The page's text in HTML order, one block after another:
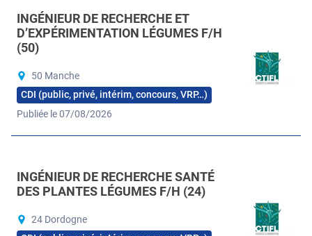
INGÉNIEUR DE RECHERCHE ET
D’EXPÉRIMENTATION LÉGUMES F/H
(50)
50 Manche
CDI (public, privé, intérim, concours, VRP…)
Publiée le 07/08/2026
INGÉNIEUR DE RECHERCHE SANTÉ
DES PLANTES LÉGUMES F/H (24)
24 Dordogne